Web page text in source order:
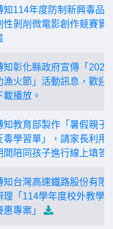
知114年度防制新興毒品
性剝削微電影創作競賽實
知彰化縣政府宣傳「2025
漁火節」活動訊息，歡迎
載播放。
知教育部製作「暑假親子
毒學習單」，請家長利用
間陪同孩子進行線上填答
知台灣高速鐵路股份有限
理「114學年度校外教學
惠專案」